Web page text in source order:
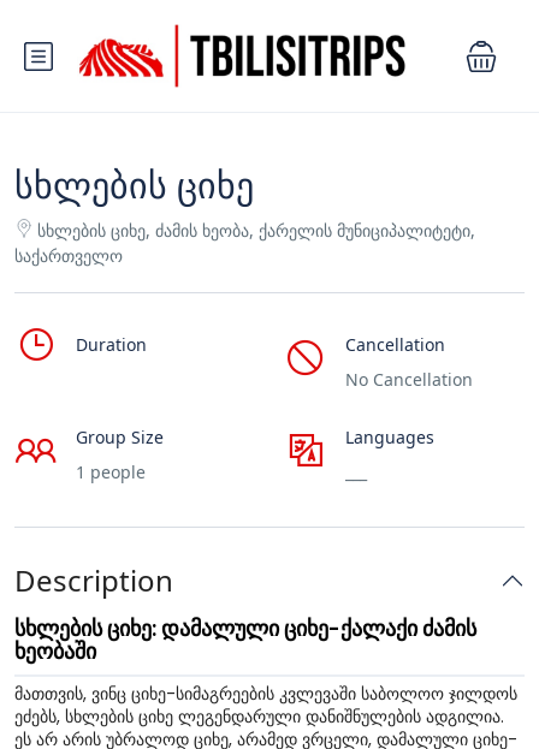
სხლების ციხე
სხლების ციხე, ძამის ხეობა, ქარელის მუნიციპალიტეტი,
საქართველო
Duration
Cancellation
No Cancellation
Group Size
1 people
Languages
Description
სხლების ციხე: დამალული ციხე-ქალაქი ძამის
ხეობაში
მათთვის, ვინც ციხე-სიმაგრეების კვლევაში საბოლოო ჯილდოს
ეძებს, სხლების ციხე ლეგენდარული დანიშნულების ადგილია.
ეს არ არის უბრალოდ ციხე, არამედ ვრცელი, დამალული ციხე-